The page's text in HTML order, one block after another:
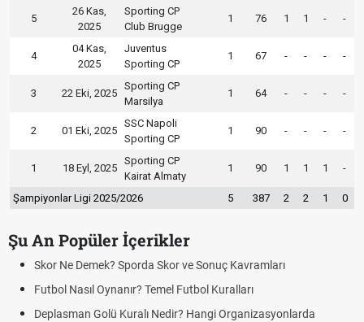
5
26 Kas,
2025
Sporting CP
Club Brugge
1 76 1 1 - -
4
04 Kas,
2025
Juventus
Sporting CP
1 67 - - - -
3 22 Eki, 2025
Sporting CP
Marsilya
1 64 - - - -
2 01 Eki, 2025
SSC Napoli
Sporting CP
1 90 - - - -
1 18 Eyl, 2025
Sporting CP
Kairat Almaty
1 90 1 1 1 -
Şampiyonlar Ligi 2025/2026 5 387 2 2 1 0
Şu An Popüler İçerikler
Ne Demek? Sporda Skor ve Sonuç Kavramları
Nasıl Oynanır? Temel Futbol Kuralları
Golü Kuralı Nedir? Hangi Organizasyonlarda